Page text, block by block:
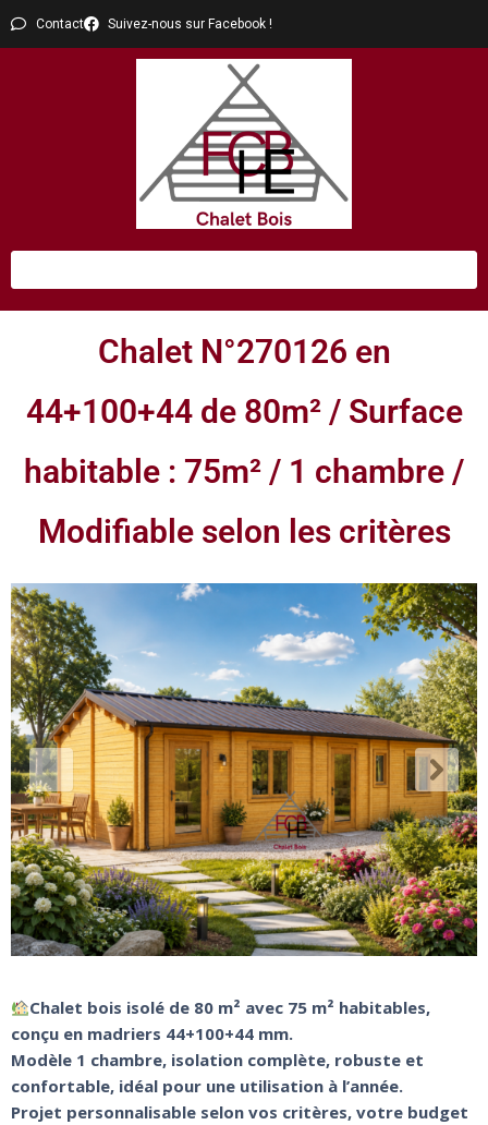
Contact Suivez-nous sur Facebook !
Chalet N°270126 en
44+100+44 de 80m² / Surface
habitable : 75m² / 1 chambre /
Modifiable selon les critères
Chalet bois isolé de 80 m² avec 75 m² habitables,
conçu en madriers 44+100+44 mm.
Modèle 1 chambre, isolation complète, robuste et
confortable, idéal pour une utilisation à l’année.
Projet personnalisable selon vos critères, votre budget